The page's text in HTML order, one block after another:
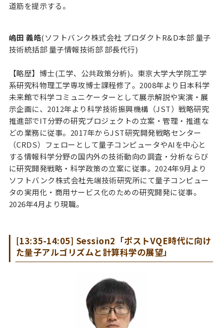
道筋を提示する。
嶋田 義皓(ソフトバンク株式会社 プロダクトR&D本部 量子
技術統括部 量子情報技術部 部長代行)
【略歴】博士(工学、公共政策分析)。東京大学大学院工学
系研究科物理工学専攻博士課程修了。2008年より日本科学
未来館で科学コミュニケーターとして展示解説や実演・展
示企画に、2012年より科学技術振興機構（JST）戦略研究
推進部でIT分野の研究プロジェクトの立案・管理・推進な
どの業務に従事。2017年からJST研究開発戦略センター
（CRDS）フェローとして量子コンピュータやAIを中心と
する情報科学分野の国内外の技術動向の調査・分析ならび
に研究開発戦略・科学政策の立案に従事。2024年9月より
ソフトバンク株式会社先端技術研究所にて量子コンピュー
タの実用化・商用サービス化のための研究開発に従事。
2026年4月より現職。
[13:35-14:05] Session2「ポストVQE時代に向け
た量子アルゴリズムと計算科学の展望」